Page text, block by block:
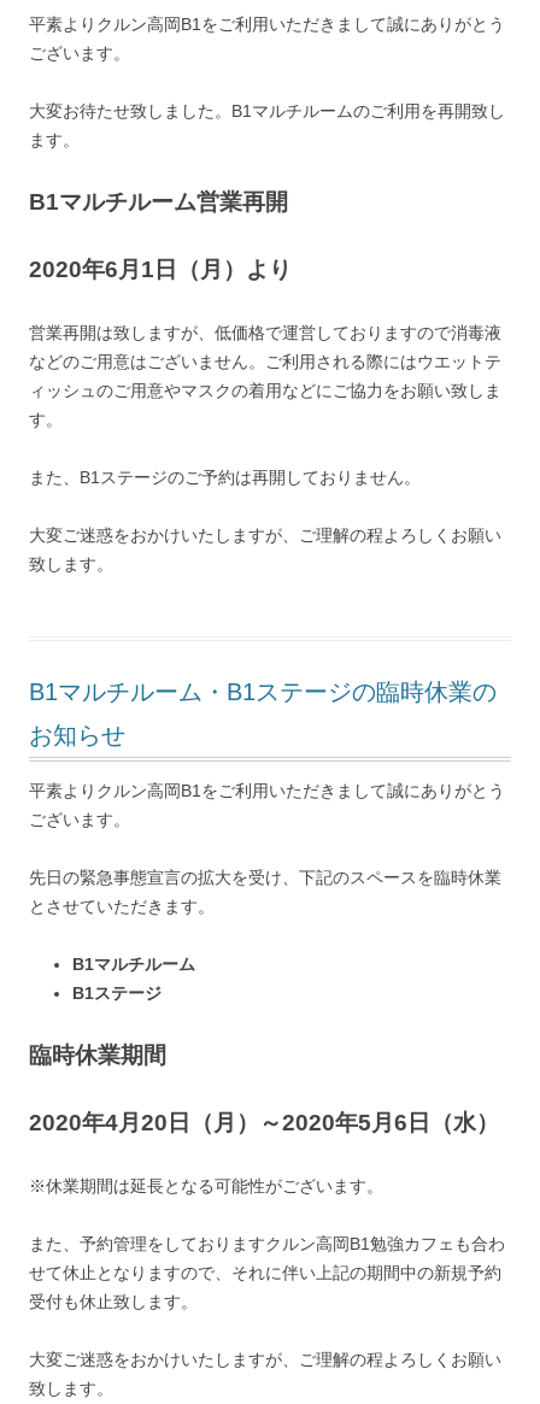
平素よりクルン高岡B1をご利用いただきまして誠にありがとう
ございます。
大変お待たせ致しました。B1マルチルームのご利用を再開致し
ます。
B1マルチルーム営業再開
2020年6月1日（月）より
営業再開は致しますが、低価格で運営しておりますので消毒液
などのご用意はございません。ご利用される際にはウエットテ
ィッシュのご用意やマスクの着用などにご協力をお願い致しま
す。
また、B1ステージのご予約は再開しておりません。
大変ご迷惑をおかけいたしますが、ご理解の程よろしくお願い
致します。
B1マルチルーム・B1ステージの臨時休業の
お知らせ
平素よりクルン高岡B1をご利用いただきまして誠にありがとう
ございます。
先日の緊急事態宣言の拡大を受け、下記のスペースを臨時休業
とさせていただきます。
B1マルチルーム
B1ステージ
臨時休業期間
2020年4月20日（月）～2020年5月6日（水）
※休業期間は延長となる可能性がございます。
また、予約管理をしておりますクルン高岡B1勉強カフェも合わ
せて休止となりますので、それに伴い上記の期間中の新規予約
受付も休止致します。
大変ご迷惑をおかけいたしますが、ご理解の程よろしくお願い
致します。